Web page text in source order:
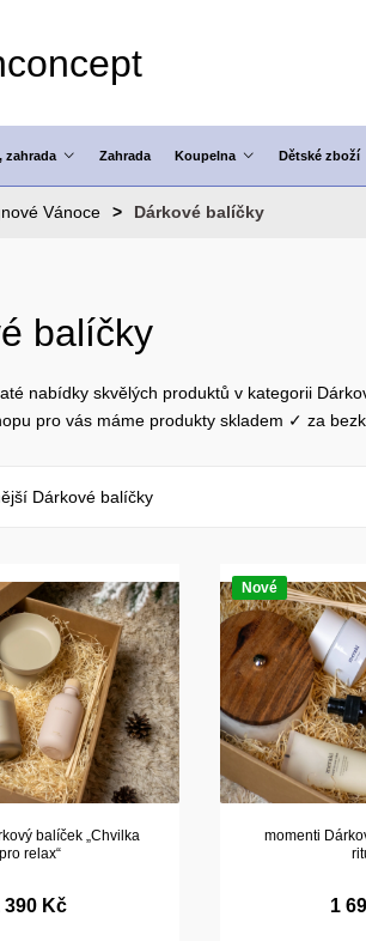
zahrada Zahrada Koupelna Dětské zboží
Vánoce Dárkové balíčky
balíčky
nabídky skvělých produktů v kategorii
pro vás máme produkty skladem ✓ za
Dárkové balíčky
balíček „Chvilka
pro relax“
390 Kč
Nové
momenti
1